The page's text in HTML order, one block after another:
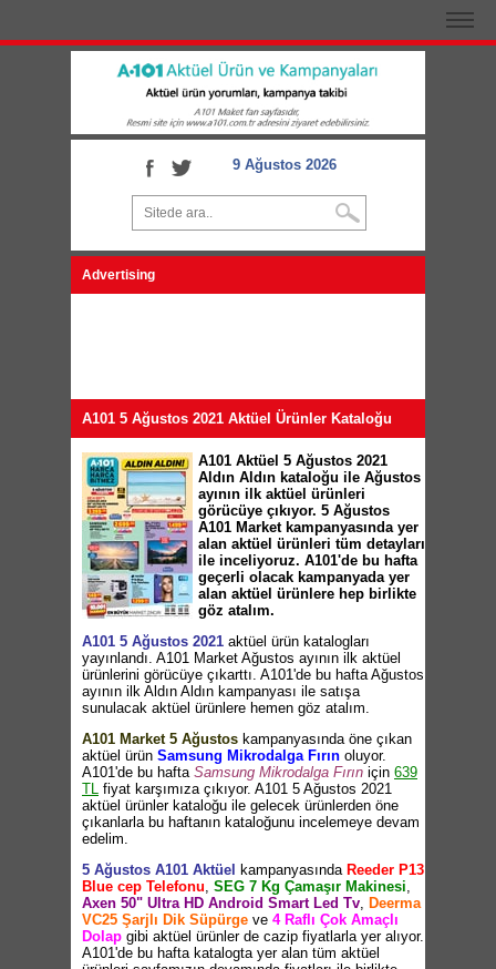
9 Ağustos 2026
Advertising
A101 5 Ağustos 2021 Aktüel Ürünler Kataloğu
A101 Aktüel 5 Ağustos 2021
Aldın Aldın kataloğu ile Ağustos
ayının ilk aktüel ürünleri
görücüye çıkıyor. 5 Ağustos
A101 Market kampanyasında yer
alan aktüel ürünleri tüm detayları
ile inceliyoruz. A101'de bu hafta
geçerli olacak kampanyada yer
alan aktüel ürünlere hep birlikte
göz atalım.
A101 5 Ağustos 2021 aktüel ürün katalogları
yayınlandı. A101 Market Ağustos ayının ilk aktüel
ürünlerini görücüye çıkarttı. A101'de bu hafta Ağustos
ayının ilk Aldın Aldın kampanyası ile satışa
sunulacak aktüel ürünlere hemen göz atalım.
A101 Market 5 Ağustos kampanyasında öne çıkan
aktüel ürün Samsung Mikrodalga Fırın oluyor.
A101'de bu hafta Samsung Mikrodalga Fırın için 639
TL fiyat karşımıza çıkıyor. A101 5 Ağustos 2021
aktüel ürünler kataloğu ile gelecek ürünlerden öne
çıkanlarla bu haftanın kataloğunu incelemeye devam
edelim.
5 Ağustos A101 Aktüel
kampanyasında Reeder P13
Blue cep Telefonu, SEG 7 Kg Çamaşır Makinesi,
Axen 50" Ultra HD Android Smart Led Tv, Deerma
VC25 Şarjlı Dik Süpürge ve 4 Raflı Çok Amaçlı
Dolap gibi aktüel ürünler de cazip fiyatlarla yer alıyor.
A101'de bu hafta katalogta yer alan tüm aktüel